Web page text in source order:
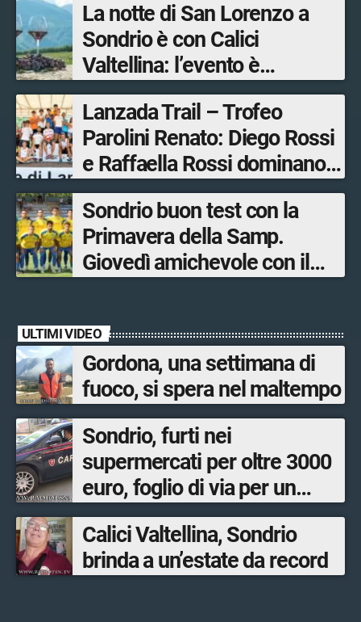
La notte di San Lorenzo a
Sondrio è con Calici
Valtellina: l’evento è
organizzato dal Consorzio
Tutela Vini di Valtellina
Lanzada Trail – Trofeo
Parolini Renato: Diego Rossi
e Raffaella Rossi dominano
la gara in Valmalenco
Sondrio buon test con la
Primavera della Samp.
Giovedì amichevole con il
ULTIMI VIDEO
Gordona, una settimana di
fuoco, si spera nel maltempo
Sondrio, furti nei
supermercati per oltre 3000
euro, foglio di via per un
ventinovenne
Calici Valtellina, Sondrio
brinda a un’estate da record